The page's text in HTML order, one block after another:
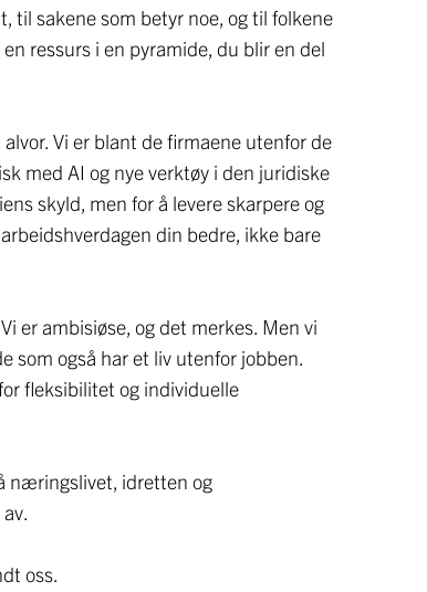
til sakene som betyr noe, og til folkene
ressurs i en pyramide, du blir en del
Vi er blant de firmaene utenfor de
med AI og nye verktøy i den juridiske
skyld, men for å levere skarpere og
din bedre, ikke bare
er ambisiøse, og det merkes. Men vi
som også har et liv utenfor jobben.
fleksibilitet og individuelle
næringslivet, idretten og
oss.